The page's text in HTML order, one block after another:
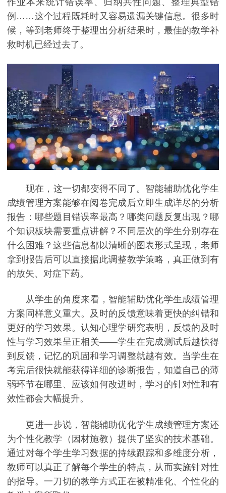
作业本来统计错误率、归纳共性问题、整理典型错
例……这个过程既耗时又容易遗漏关键信息。很多时
候，等到老师终于整理出分析结果时，最佳的教学补
救时机已经过去了。
现在，这一切都变得不同了。智能辅助优化学生
成绩管理方案能够在阅卷完成后立即生成详尽的分析
报告：哪些题目错误率最高？哪类问题反复出现？哪
个知识板块需要重点讲解？不同层次的学生分别存在
什么困难？这些信息都以清晰的图表形式呈现，老师
拿到报告后可以直接据此调整教学策略，真正做到有
的放矢、对症下药。
从学生的角度来看，智能辅助优化学生成绩管理
方案同样意义重大。及时的反馈意味着更快的纠错和
更好的学习效果。认知心理学研究表明，反馈的及时
性与学习效果呈正相关——学生在完成测试后越快得
到反馈，记忆的巩固和学习调整就越有效。当学生在
考完后很快就能获得详细的诊断报告，知道自己的薄
弱环节在哪里、应该如何改进时，学习的针对性和有
效性都会大幅提升。
更进一步说，智能辅助优化学生成绩管理方案还
为个性化教学（因材施教）提供了坚实的技术基础。
通过对每个学生学习数据的持续跟踪和多维度分析，
教师可以真正了解每个学生的特点，从而实施针对性
的指导。一刀切的教学方式正在被精准化、个性化的